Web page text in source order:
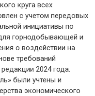
круга всех
с учетом передовых
инициативы по
горнодобывающей и
о воздействии на
требований
2024 года.
были учтены и
экономического